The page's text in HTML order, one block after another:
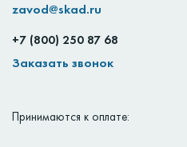
zavod@skad.ru
+7 (800) 250 87 68
Заказать звонок
Принимаются к оплате: